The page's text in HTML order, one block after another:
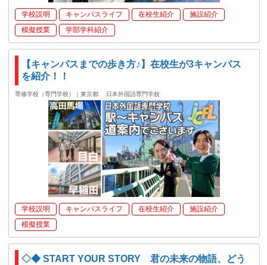
学校説明 キャンパスライフ 在校生紹介
施設紹介
模擬授業
学部学科紹介
【キャンパスまでの歩き方♪】在校生が3キャンパス
を紹介！！
専修学校（専門学校）｜東京都 日本外国語専門学校
学校説明 キャンパスライフ 在校生紹介
施設紹介
模擬授業
◇◆ START YOUR STORY 君の未来の物語、どう